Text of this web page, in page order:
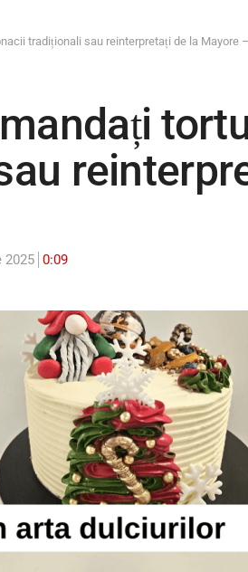
tradiționali sau reinterpretați de la Mayore
2025 0:09